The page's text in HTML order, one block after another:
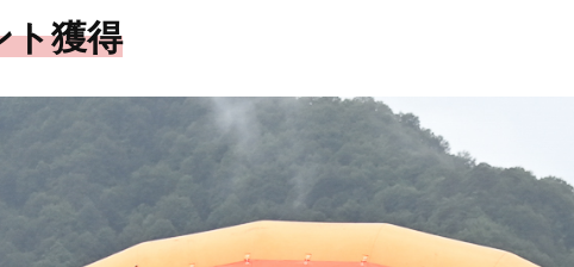
ト獲得